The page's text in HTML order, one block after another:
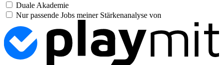
Duale Akademie
Nur passende Jobs meiner Stärkenanalyse von